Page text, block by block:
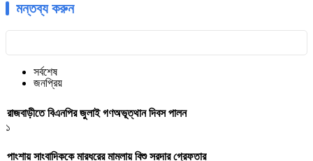
মন্তব্য করুন
সর্বশেষ
জনপ্রিয়
রাজবাড়ীতে বিএন‌পির জুলাই গণঅভূত্থান দিবস পালন
১
পাংশায় সাংবাদিককে মারধরের মামলায় বিশু সরদার গ্রেফতার